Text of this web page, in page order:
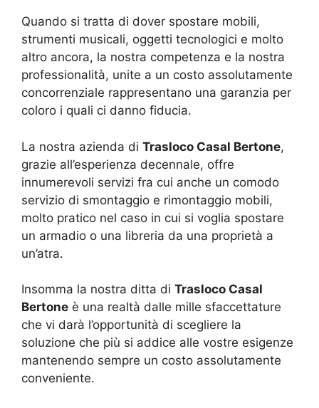
Quando si tratta di dover spostare mobili,
strumenti musicali, oggetti tecnologici e molto
altro ancora, la nostra competenza e la nostra
professionalità, unite a un costo assolutamente
concorrenziale rappresentano una garanzia per
coloro i quali ci danno fiducia.
La nostra azienda di Trasloco Casal Bertone,
grazie all’esperienza decennale, offre
innumerevoli servizi fra cui anche un comodo
servizio di smontaggio e rimontaggio mobili,
molto pratico nel caso in cui si voglia spostare
un armadio o una libreria da una proprietà a
un’atra.
Insomma la nostra ditta di Trasloco Casal
Bertone è una realtà dalle mille sfaccettature
che vi darà l’opportunità di scegliere la
soluzione che più si addice alle vostre esigenze
mantenendo sempre un costo assolutamente
conveniente.